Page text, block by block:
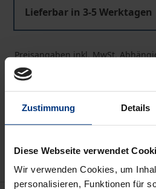
Zustimmung Details
Diese Webseite verwendet
Wir verwenden Cookies, um
personalisieren, Funktionen für
Lieferbar in 3-5 Werktagen
Preisangaben inkl. MwSt.
kann die MwSt. an der Kasse
Zur Wunschliste hinzufügen